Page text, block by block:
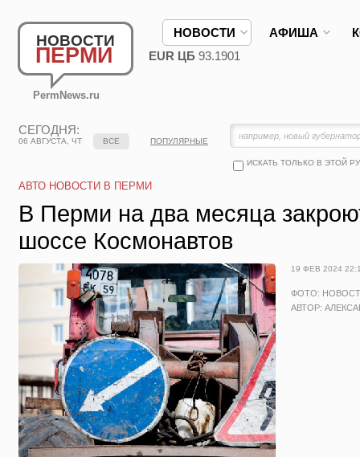
НОВОСТИ
ПЕРМИ
PermNews.ru
НОВОСТИ АФИША
EUR ЦБ 93.1901
СЕГОДНЯ:
06 АВГУСТА, ЧТ
ИСКАТЬ ТОЛЬКО В ЭТОЙ
ВСЕ ПОПУЛЯРНЫЕ
АВТО НОВОСТИ В ПЕРМИ
В Перми на два месяца
шоссе Космонавтов
19 ФЕВ 2024
ФОТО:
АВТОР: